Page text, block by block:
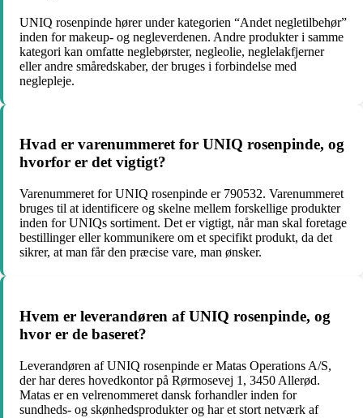
UNIQ rosenpinde hører under kategorien “Andet negletilbehør”
inden for makeup- og negleverdenen. Andre produkter i samme
kategori kan omfatte neglebørster, negleolie, neglelakfjerner
eller andre småredskaber, der bruges i forbindelse med
neglepleje.
Hvad er varenummeret for UNIQ rosenpinde, og
hvorfor er det vigtigt?
Varenummeret for UNIQ rosenpinde er 790532. Varenummeret
bruges til at identificere og skelne mellem forskellige produkter
inden for UNIQs sortiment. Det er vigtigt, når man skal foretage
bestillinger eller kommunikere om et specifikt produkt, da det
sikrer, at man får den præcise vare, man ønsker.
Hvem er leverandøren af UNIQ rosenpinde, og
hvor er de baseret?
Leverandøren af UNIQ rosenpinde er Matas Operations A/S,
der har deres hovedkontor på Rørmosevej 1, 3450 Allerød.
Matas er en velrenommeret dansk forhandler inden for
sundheds- og skønhedsprodukter og har et stort netværk af